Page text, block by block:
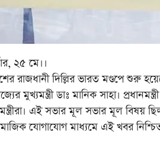
২৫ মে।।
দিল্লির ভারত মণ্ডপে শুরু
মুখ্যমন্ত্রী ডাঃ মানিক সাহা।
এই সভার মূল সভার মূল বিষয়
যোগাযোগ মাধ্যমে এই খবর